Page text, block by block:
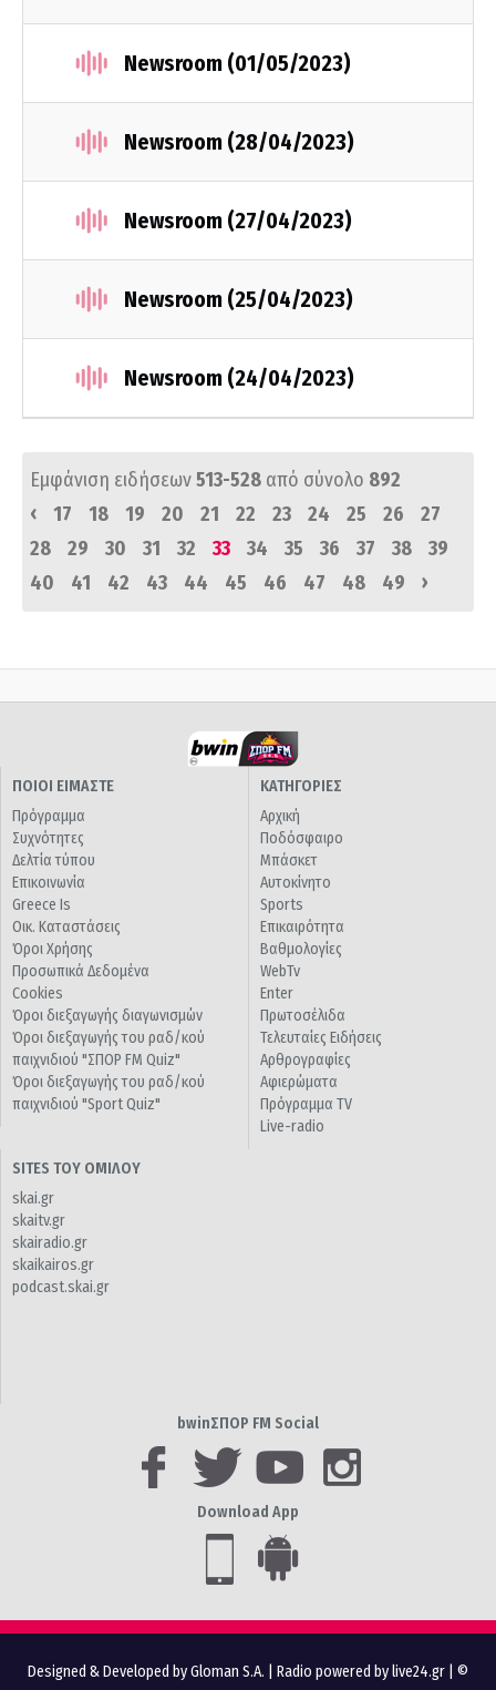
Newsroom (01/05/2023)
Newsroom (28/04/2023)
Newsroom (27/04/2023)
Newsroom (25/04/2023)
Newsroom (24/04/2023)
Εμφάνιση ειδήσεων513-528 από σύνολο 892
‹
17 18 19 20 21 22 23 24 25 26
27
28
29 30 31 32 33 34 35 36 37 38
39
40
41 42 43 44 45 46 47 48 49 ›
ΠΟΙΟΙ ΕΙΜΑΣΤΕ
Πρόγραμμα
Συχνότητες
Δελτία τύπου
Επικοινωνία
Greece Is
Οικ. Καταστάσεις
Όροι Χρήσης
Προσωπικά Δεδομένα
Cookies
Όροι διεξαγωγής διαγωνισμών
Όροι διεξαγωγής του ραδ/κού
παιχνιδιού "ΣΠΟΡ FM Quiz"
Όροι διεξαγωγής του ραδ/κού
παιχνιδιού "Sport Quiz"
ΚΑΤΗΓΟΡΙΕΣ
Αρχική
Ποδόσφαιρο
Μπάσκετ
Αυτοκίνητο
Sports
Επικαιρότητα
Βαθμολογίες
WebTv
Enter
Πρωτοσέλιδα
Τελευταίες Ειδήσεις
Αρθρογραφίες
Αφιερώματα
Πρόγραμμα TV
Live-radio
SITES ΤΟΥ ΟΜΙΛΟΥ
skai.gr
skaitv.gr
skairadio.gr
skaikairos.gr
podcast.skai.gr
bwinΣΠΟΡ FM Social
Download App
Designed & Developed by Gloman S.A. Radio powered by live24.gr | ©